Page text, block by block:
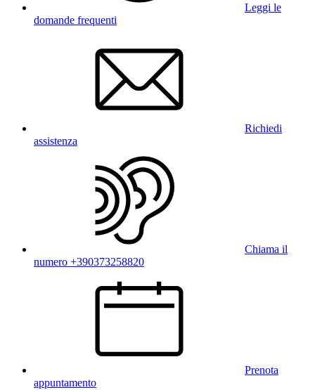
Leggi le
domande frequenti
Richiedi
assistenza
Chiama il
numero +390373258820
Prenota
appuntamento